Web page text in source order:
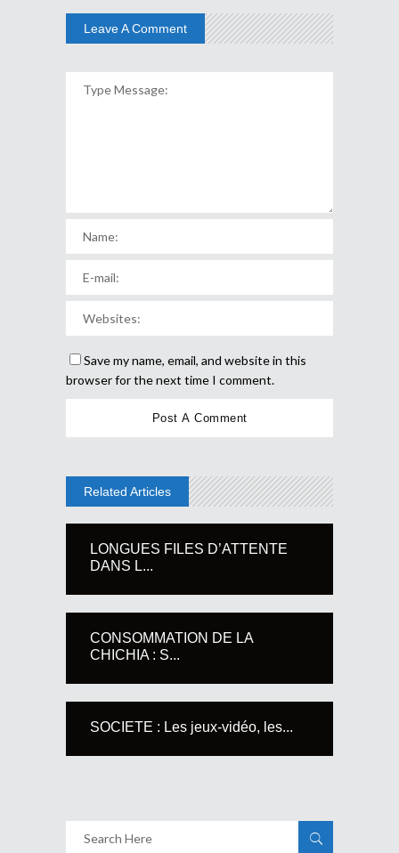
Leave A Comment
Save my name, email, and website in this
browser for the next time I comment.
Related Articles
LONGUES FILES D’ATTENTE
DANS L...
CONSOMMATION DE LA
CHICHIA : S...
SOCIETE : Les jeux-vidéo, les...